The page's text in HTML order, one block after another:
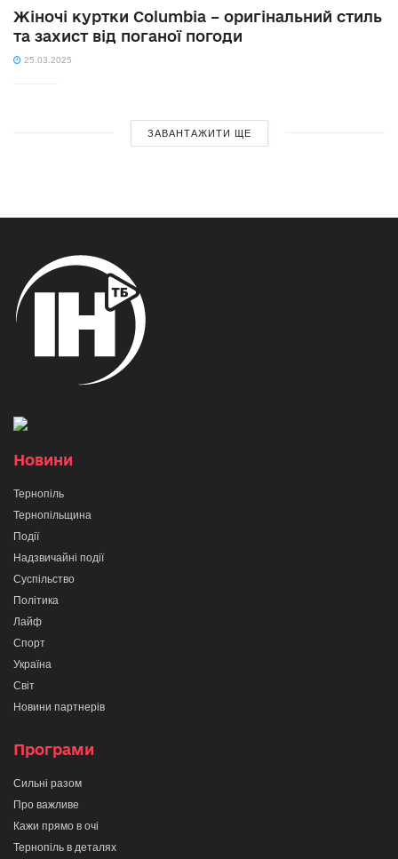
Жіночі куртки Columbia – оригінальний стиль
та захист від поганої погоди
25.03.2025
ЗАВАНТАЖИТИ ЩЕ
Новини
Тернопіль
Тернопільщина
Події
Надзвичайні події
Суспільство
Політика
Лайф
Спорт
Україна
Світ
Новини партнерів
Програми
Сильні разом
Про важливе
Кажи прямо в очі
Тернопіль в деталях